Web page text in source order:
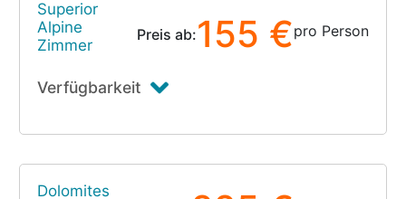
Superior
Alpine
Zimmer
Preis ab:155 €pro Person
Verfügbarkeit
Dolomites